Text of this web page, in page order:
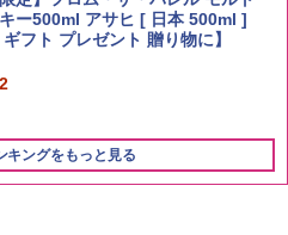
ー500ml アサヒ [ 日本 500ml ]
ギフト プレゼント 贈り物に】
キングをもっと見る